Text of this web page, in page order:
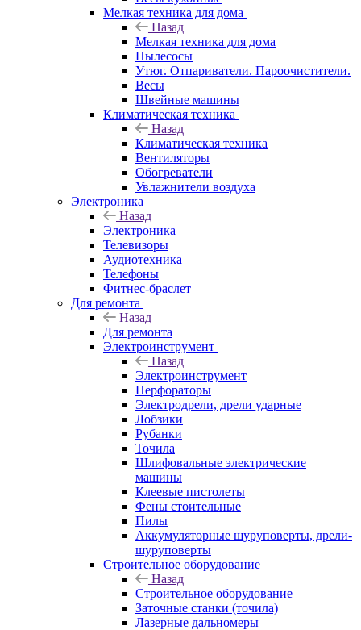
Мелкая техника для дома
Назад
Мелкая техника для дома
Пылесосы
Утюг. Отпариватели. Пароочистители.
Весы
Швейные машины
Климатическая техника
Назад
Климатическая техника
Вентиляторы
Обогреватели
Увлажнители воздуха
Электроника
Назад
Электроника
Телевизоры
Аудиотехника
Телефоны
Фитнес-браслет
Для ремонта
Назад
Для ремонта
Электроинструмент
Назад
Электроинструмент
Перфораторы
Электродрели, дрели ударные
Лобзики
Рубанки
Точила
Шлифовальные электрические
машины
Клеевые пистолеты
Фены стоительные
Пилы
Аккумуляторные шуруповерты, дрели-
шуруповерты
Строительное оборудование
Назад
Строительное оборудование
Заточные станки (точила)
Лазерные дальномеры